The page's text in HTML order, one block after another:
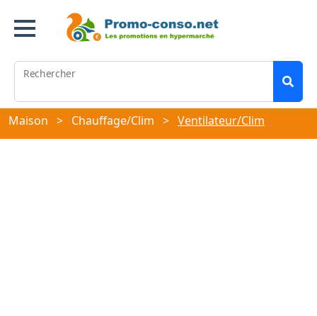
Rechercher
Maison > Chauffage/Clim > Ventilateur/Clim